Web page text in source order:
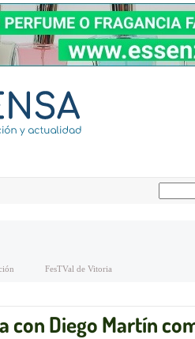
FesTVal de Vitoria
con Diego Martín